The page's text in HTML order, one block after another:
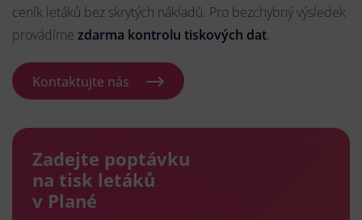
ceník letáků bez skrytých nákladů. Pro bezchybný výsledek
provádíme zdarma kontrolu tiskových dat.
Kontaktujte nás
Zadejte poptávku
na tisk letáků
v Plané